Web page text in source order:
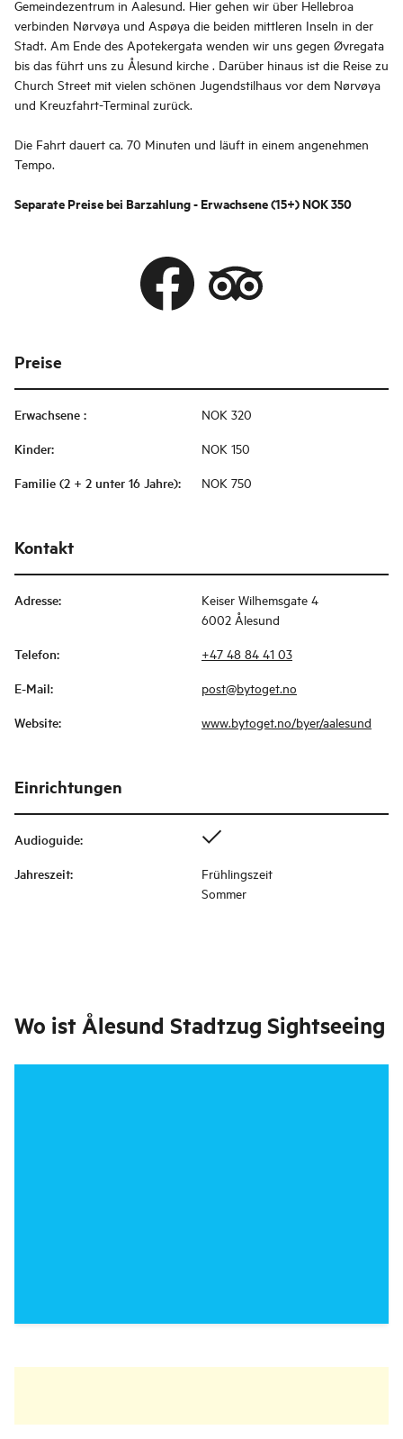
Gemeindezentrum in Aalesund. Hier gehen wir über Hellebroa
verbinden Nørvøya und Aspøya die beiden mittleren Inseln in der
Stadt. Am Ende des Apotekergata wenden wir uns gegen Øvregata
bis das führt uns zu Ålesund kirche . Darüber hinaus ist die Reise zu
Church Street mit vielen schönen Jugendstilhaus vor dem Nørvøya
und Kreuzfahrt-Terminal zurück.
Die Fahrt dauert ca. 70 Minuten und läuft in einem angenehmen
Tempo.
Separate Preise bei Barzahlung - Erwachsene (15+) NOK 350
Preise
Erwachsene : NOK 320
Kinder: NOK 150
Familie (2 + 2 unter 16 Jahre): NOK 750
Kontakt
Adresse:
Keiser Wilhemsgate 4
6002 Ålesund
Telefon: +47 48 84 41 03
E-Mail: post@bytoget.no
Website: www.bytoget.no/byer/aalesund
Einrichtungen
Audioguide:
Jahreszeit:
Frühlingszeit
Sommer
Wo ist Ålesund Stadtzug Sightseeing